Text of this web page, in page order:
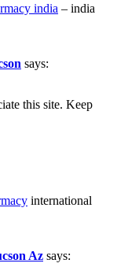
india – india
says:
this site. Keep
international
Az says: